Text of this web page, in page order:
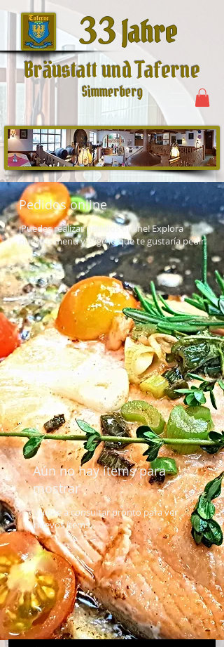
Bräustatt und Taferne
Simmerberg
33Jahre
Pedidos online
¡Puedes realizar pedidos online! Explora
nuestro menú y elige lo que te gustaría pedir.
Aún no hay ítems para
mostrar
Vuelve a consultar pronto para ver
nuevos ítems.